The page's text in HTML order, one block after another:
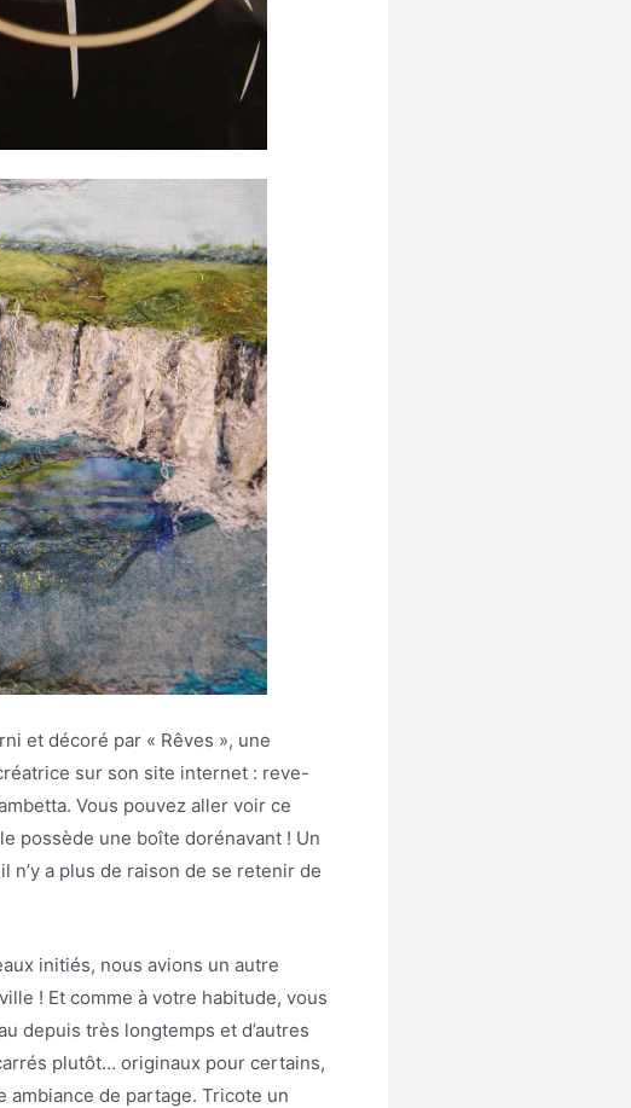
et décoré par « Rêves », une
sur son site internet : reve-
Vous pouvez aller voir ce
possède une boîte dorénavant ! Un
n’y a plus de raison de se retenir de
initiés, nous avions un autre
! Et comme à votre habitude, vous
depuis très longtemps et d’autres
plutôt… originaux pour certains,
ambiance de partage. Tricote un